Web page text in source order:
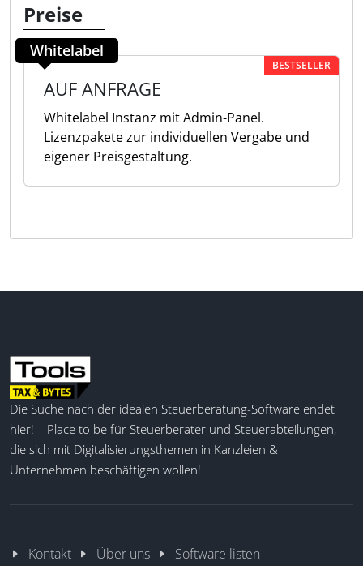
Preise
Whitelabel
BESTSELLER
AUF ANFRAGE
Whitelabel Instanz mit Admin-Panel.
Lizenzpakete zur individuellen Vergabe und
eigener Preisgestaltung.
Die Suche nach der idealen Steuerberatung-Software endet
hier! – Place to be für Steuerberater und Steuerabteilungen,
die sich mit Digitalisierungsthemen in Kanzleien &
Unternehmen beschäftigen wollen!
Kontakt Über uns Software listen